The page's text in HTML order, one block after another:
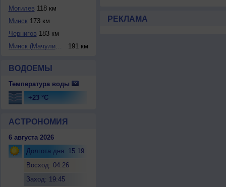
Могилев 118 км
Минск173 км
Чернигов 183 км
Минск (Мачулищи)
191 км
ВОДОЕМЫ
Температура воды
+23 °C
АСТРОНОМИЯ
6 августа 2026
Долгота дня: 15:19
Восход: 04:26
Заход: 19:45
РЕКЛАМА